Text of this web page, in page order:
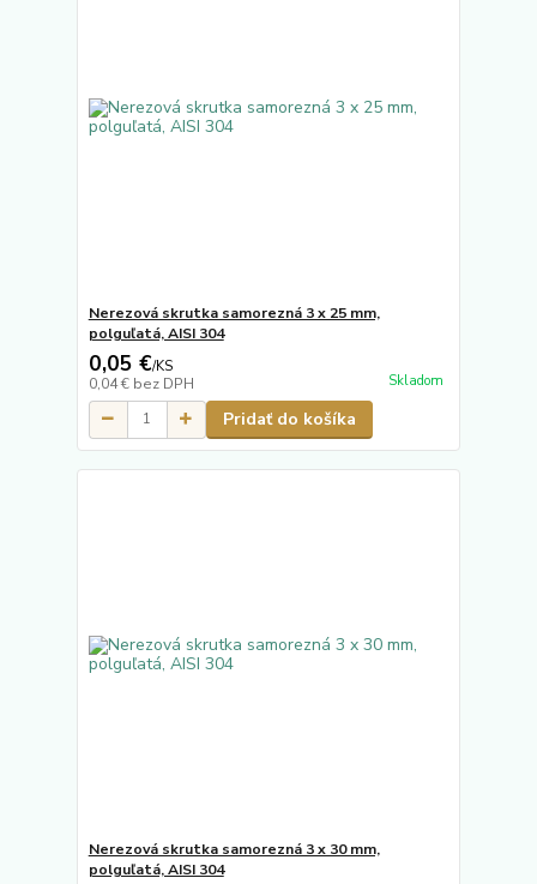
Nerezová skrutka samorezná 3 x 25 mm,
polguľatá, AISI 304
0,05 €/KS
0,04 € bez DPH Skladom
Pridať do košíka
Nerezová skrutka samorezná 3 x 30 mm,
polguľatá, AISI 304